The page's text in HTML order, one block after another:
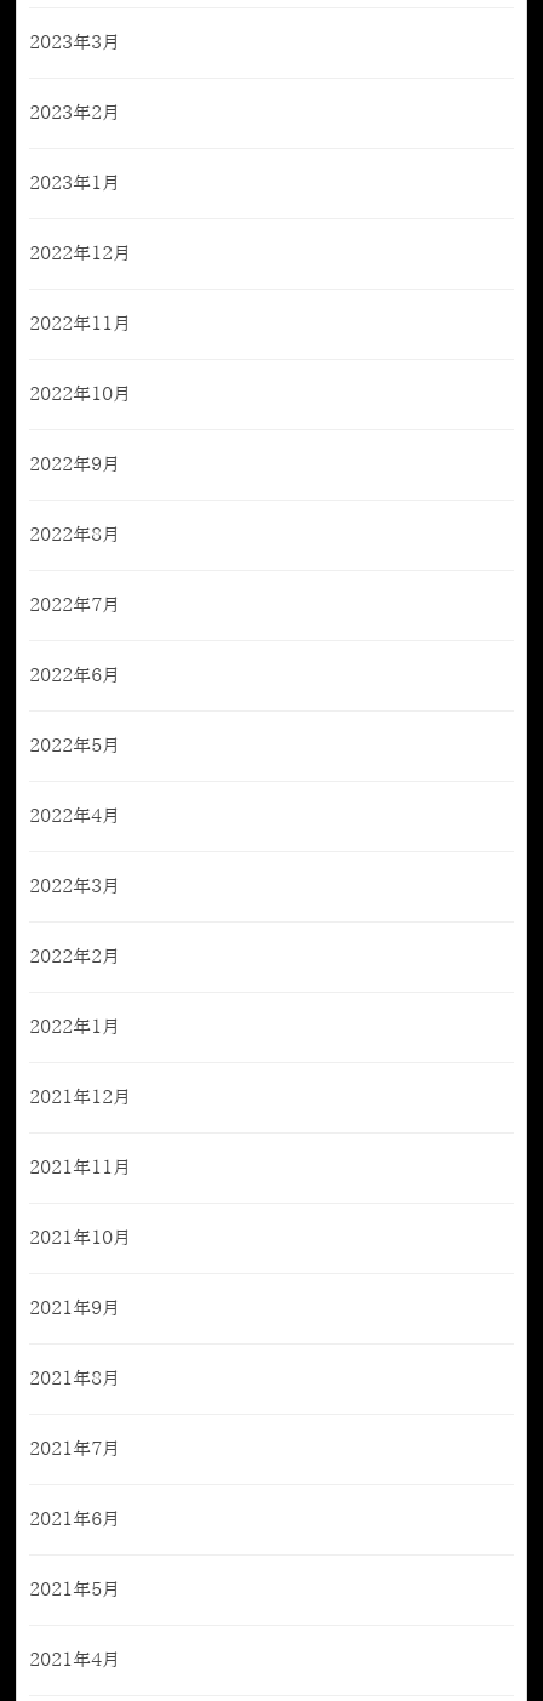
2023年3月
2023年2月
2023年1月
2022年12月
2022年11月
2022年10月
2022年9月
2022年8月
2022年7月
2022年6月
2022年5月
2022年4月
2022年3月
2022年2月
2022年1月
2021年12月
2021年11月
2021年10月
2021年9月
2021年8月
2021年7月
2021年6月
2021年5月
2021年4月